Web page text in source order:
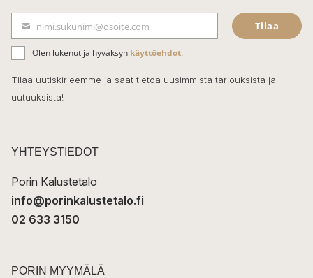
e
b
o
o
k
ä
h
k
t
nimi.sukunimi@osoite.com Tilaa
Olen lukenut ja hyväksyn käyttöehdot.
Tilaa uutiskirjeemme ja saat tietoa uusimmista tarjouksista ja
uutuuksista!
YHTEYSTIEDOT
Porin Kalustetalo
info@porinkalustetalo.fi
02 633 3150
PORIN MYYMÄLÄ